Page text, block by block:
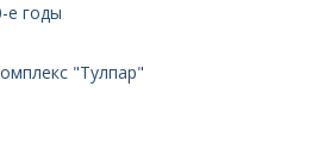
е годы
"Тулпар"